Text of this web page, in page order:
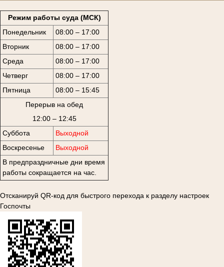
Режим работы суда (МСК)
Понедельник
08:00 – 17:00
Вторник
08:00 – 17:00
Среда
08:00 – 17:00
Четверг
08:00 – 17:00
Пятница
08:00 – 15:45
Перерыв на обед
12:00 – 12:45
Суббота
Выходной
Воскресенье
Выходной
В предпраздничные дни время
работы сокращается на час.
Отсканируй QR-код для быстрого перехода к разделу настроек
Госпочты